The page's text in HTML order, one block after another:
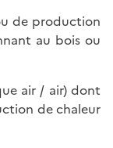
de production
au bois ou
air / air) dont
de chaleur